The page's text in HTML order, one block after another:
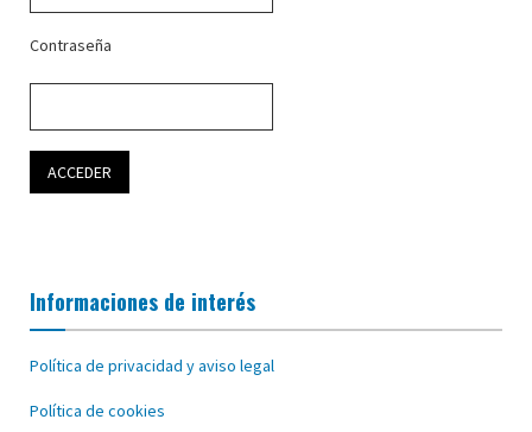
Contraseña
Informaciones de interés
Política de privacidad y aviso legal
Política de cookies